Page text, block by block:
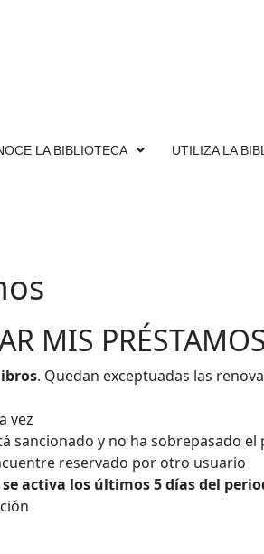
LA BIBLIOTECA UTILIZA LA
MIS
. Quedan exceptuadas las
vez
sancionado y no ha sobrepasado
reservado por otro usuario
se activa los últimos 5 días del